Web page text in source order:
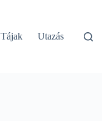
Tájak Utazás